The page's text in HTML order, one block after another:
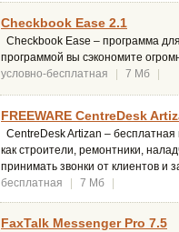
Checkbook Ease 2.1
Checkbook Ease – программа
программой вы сэкономите
условно-бесплатная
7 Мб
FREEWARE CentreDesk
CentreDesk Artizan –
как строители, ремонтники,
принимать звонки от клиентов
бесплатная
7 Мб
FaxTalk Messenger Pro 7.5